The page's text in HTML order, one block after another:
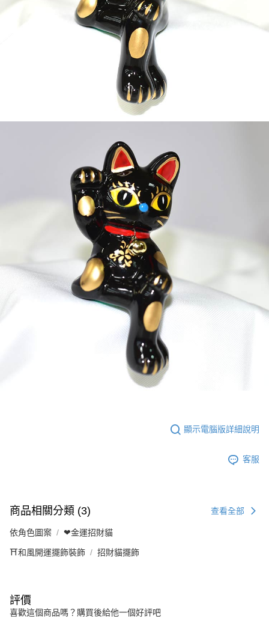
顯示電腦版詳細說明
客服
商品相關分類 (3) 查看全部
依角色圖案 ❤金運招財貓
⛩️和風開運擺飾裝飾 招財貓擺飾
評價
喜歡這個商品嗎？購買後給他一個好評吧